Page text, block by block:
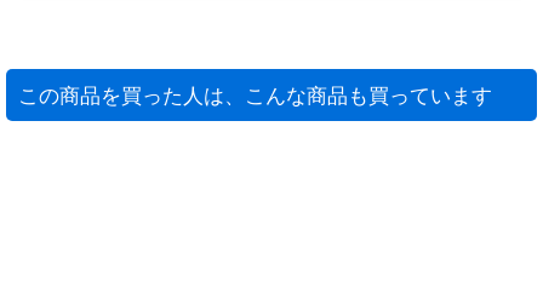
この商品を買った人は、こんな商品も買っています